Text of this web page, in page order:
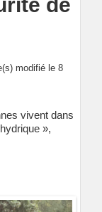
modifié le 8
vivent dans
»,